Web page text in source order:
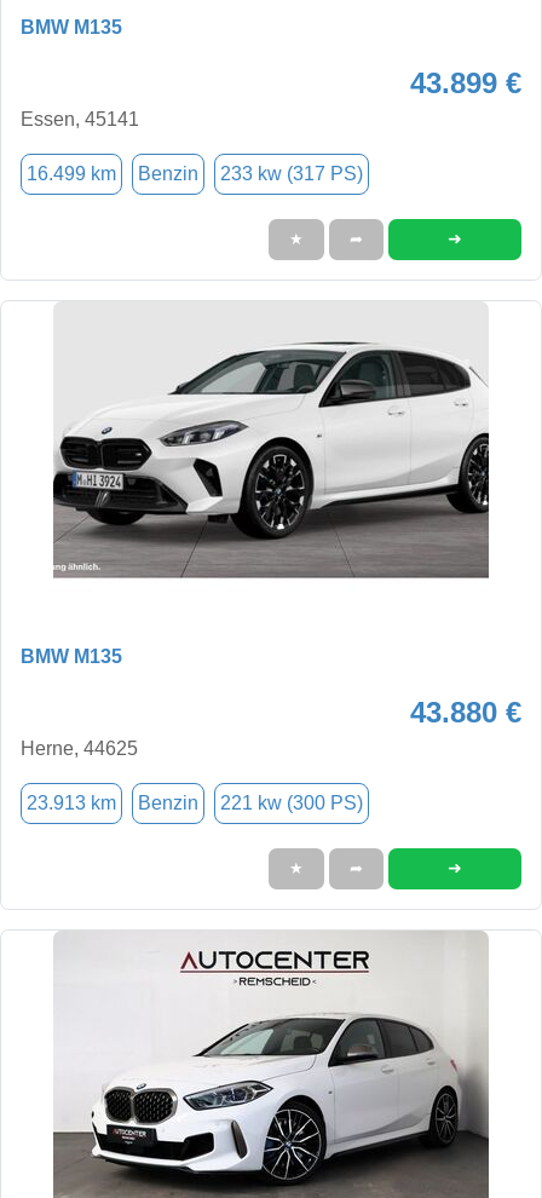
BMW M135
43.899 €
Essen, 45141
16.499 km Benzin 233 kw (317 PS)
★ ➦ ➜
BMW M135
43.880 €
Herne, 44625
23.913 km Benzin 221 kw (300 PS)
★ ➦ ➜